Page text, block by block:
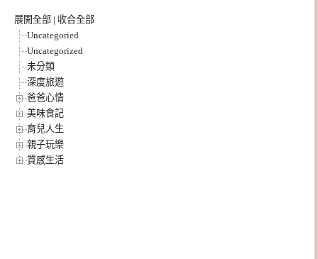
展開全部 | 收合全部
Uncategoried
Uncategorized
未分類
深度旅遊
爸爸心情
美味食記
育兒人生
親子玩樂
質感生活